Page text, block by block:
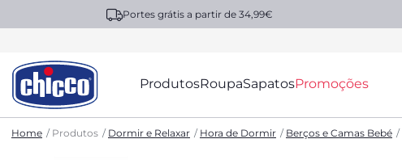
Portes grátis a partir de 34,99€
ProdutosRoupaSapatosPromoções
Home Produtos Dormir e Relaxar Hora de Dormir Berços e Camas Bebé